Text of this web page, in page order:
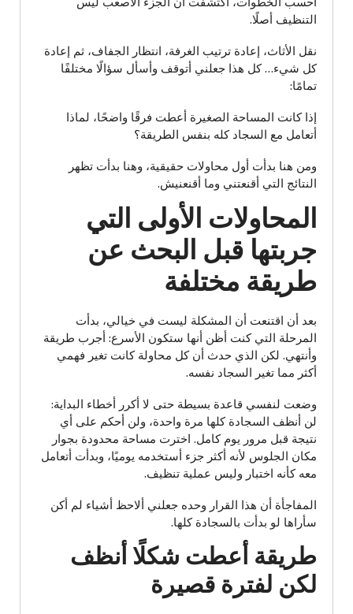
التنظيف أصلًا.
نقل الأثاث، إعادة ترتيب الغرفة، انتظار الجفاف، ثم إعادة
كل شيء… كل هذا جعلني أتوقف وأسأل سؤالًا مختلفًا
تمامًا:
إذا كانت المساحة الصغيرة أعطت فرقًا واضحًا، لماذا
أتعامل مع السجاد كله بنفس الطريقة؟
ومن هنا بدأت أول محاولات حقيقية، وهنا بدأت تظهر
النتائج التي أقنعتني وما أقنعنيش.
المحاولات الأولى التي
جربتها قبل البحث عن
طريقة مختلفة
بعد أن اقتنعت أن المشكلة ليست في خيالي، بدأت
المرحلة التي كنت أظن أنها ستكون الأسرع: أجرب طريقة
وأنتهي. لكن الذي حدث أن كل محاولة كانت تغير فهمي
أكثر مما تغير السجاد نفسه.
وضعت لنفسي قاعدة بسيطة حتى لا أكرر أخطاء البداية:
لن أنظف السجادة كلها مرة واحدة، ولن أحكم على أي
نتيجة قبل مرور يوم كامل. اخترت مساحة محدودة بجوار
مكان الجلوس لأنه أكثر جزء أستخدمه يوميًا، وبدأت أتعامل
معه كأنه اختبار وليس عملية تنظيف.
المفاجأة أن هذا القرار وحده جعلني ألاحظ أشياء لم أكن
سأراها لو بدأت بالسجادة كلها.
طريقة أعطت شكلًا أنظف
لكن لفترة قصيرة